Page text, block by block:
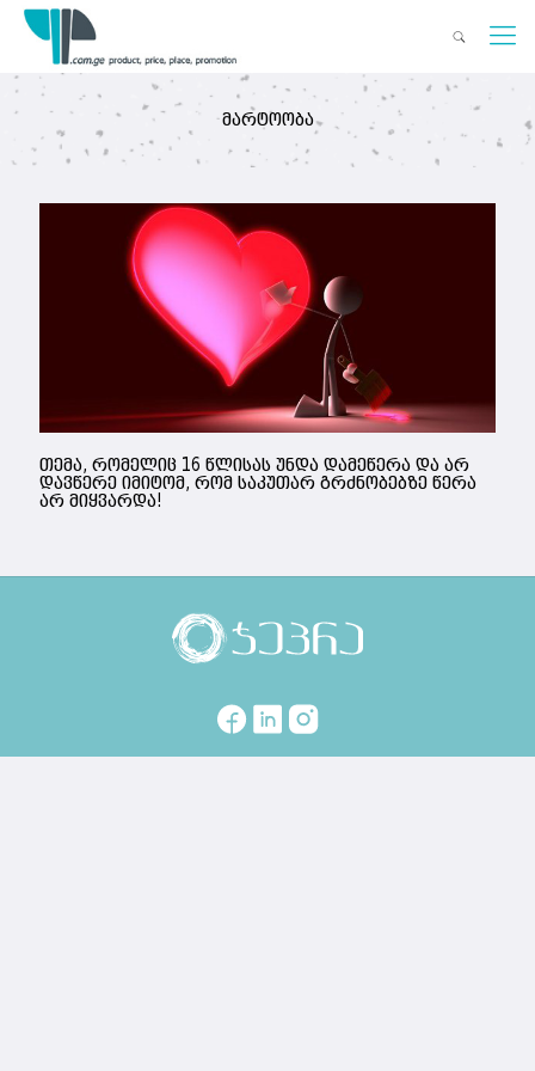
მარტოობა
თემა, რომელიც 16 წლისას უნდა დამეწერა და არ
დავწერე იმიტომ, რომ საკუთარ გრძნობებზე წერა
არ მიყვარდა!